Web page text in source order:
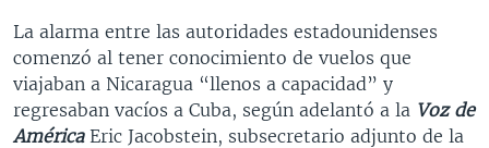
La alarma entre las autoridades estadounidenses
comenzó al tener conocimiento de vuelos que
viajaban a Nicaragua “llenos a capacidad” y
regresaban vacíos a Cuba, según adelantó a la Voz de
América Eric Jacobstein, subsecretario adjunto de la